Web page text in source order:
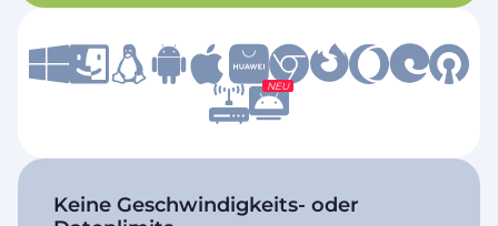
NEU
Keine Geschwindigkeits- oder